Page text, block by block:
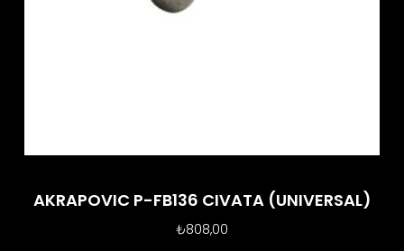
AKRAPOVIC P-FB136 CIVATA (UNIVERSAL)
₺808,00